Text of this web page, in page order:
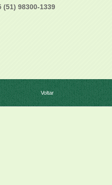
(51) 98300-1339
Voltar